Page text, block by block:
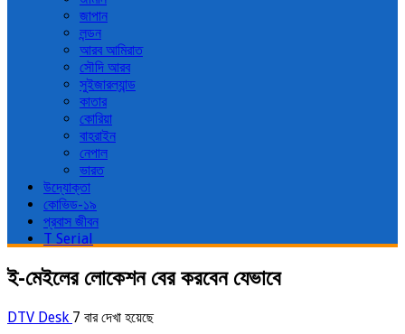
জাপান
লন্ডন
আরব আমিরাত
সৌদি আরব
সুইজারল্যান্ড
কাতার
কোরিয়া
বাহরাইন
নেপাল
ভারত
উদ্যোক্তা
কোভিড-১৯
প্রবাস জীবন
T Serial
ই-মেইলের লোকেশন বের করবেন যেভাবে
DTV Desk 7 বার দেখা হয়েছে